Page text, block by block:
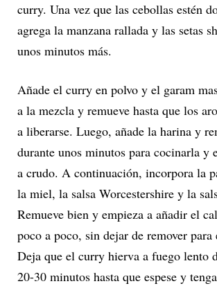
curry. Una vez que las cebollas estén
agrega la manzana rallada y las setas
unos minutos más.
Añade el curry en polvo y el garam
a la mezcla y remueve hasta que los
a liberarse. Luego, añade la harina y
durante unos minutos para cocinarla y
a crudo. A continuación, incorpora la
la miel, la salsa Worcestershire y la
Remueve bien y empieza a añadir el
poco a poco, sin dejar de remover
Deja que el curry hierva a fuego lento
20-30 minutos hasta que espese y